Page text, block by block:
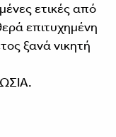
ετικές από
επιτυχημένη
ξανά νικητή